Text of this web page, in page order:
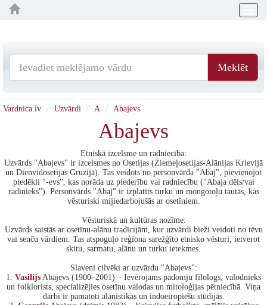
Meklēt
Vardnica.lv Uzvārdi A Abajevs
Abajevs
Etniskā izcelsme un radniecība:
Uzvārds "Abajevs" ir izcelsmes no Osetijas (Ziemeļosetijas-Alānijas Krievijā
un Dienvidosetijas Gruzijā). Tas veidots no personvārda "Abaj", pievienojot
piedēkli "-evs", kas norāda uz piederību vai radniecību ("Abaja dēls/vai
radinieks"). Personvārds "Abaj" ir izplatīts turku un mongotoļu tautās, kas
vēsturiski mijiedarbojušās ar osetīniem.
Vēsturiskā un kultūras nozīme:
Uzvārds saistās ar osetīnu-alānu tradīcijām, kur uzvārdi bieži veidoti no tēvu
vai senču vārdiem. Tas atspoguļo reģiona sarežģīto etnisko vēsturi, ietverot
skitu, sarmatu, alānu un turku ietekmes.
Slaveni cilvēki ar uzvārdu "Abajevs":
1. Vasilijs Abajevs (1900–2001) – Ievērojams padomju filologs, valodnieks
un folklorists, specializējies osetīnu valodas un mitoloģijas pētniecībā. Viņa
darbi ir pamatoti alānistikas un indoeiropiešu studijās.